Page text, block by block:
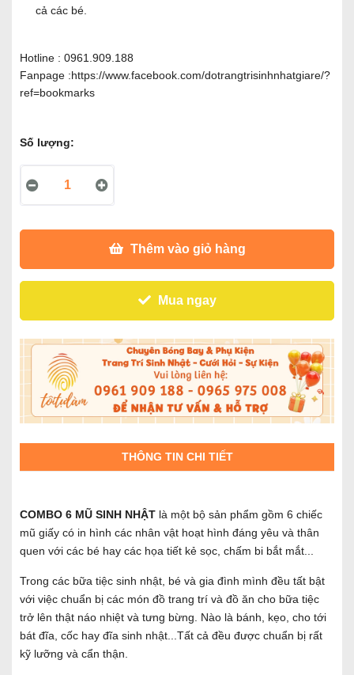
cả các bé.
Hotline : 0961.909.188
Fanpage :https://www.facebook.com/dotrangtrisinhnhatgiare/?
ref=bookmarks
Số lượng:
Thêm vào giỏ hàng
Mua ngay
THÔNG TIN CHI TIẾT
COMBO 6 MŨ SINH NHẬT là một bộ sản phẩm gồm 6 chiếc
mũ giấy có in hình các nhân vật hoạt hình đáng yêu và thân
quen với các bé hay các họa tiết kẻ sọc, chấm bi bắt mắt...
Trong các bữa tiệc sinh nhật, bé và gia đình mình đều tất bật
với việc chuẩn bị các món đồ trang trí và đồ ăn cho bữa tiệc
trở lên thật náo nhiệt và tưng bừng. Nào là bánh, kẹo, cho tới
bát đĩa, cốc hay đĩa sinh nhật...Tất cả đều được chuẩn bị rất
kỹ lưỡng và cẩn thận.